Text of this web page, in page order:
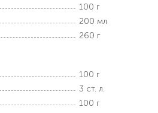
100 г
200 мл
260 г
100 г
3 ст. л.
100 г